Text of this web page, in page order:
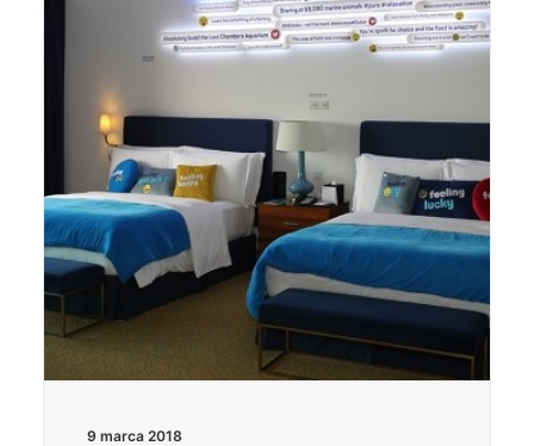
Wyszukiwanie
9 marca 2018